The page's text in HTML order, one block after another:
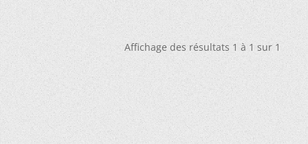
Affichage des résultats 1 à 1 sur 1